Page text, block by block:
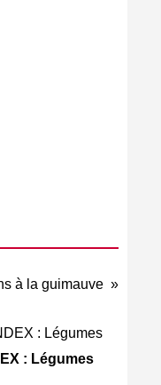
à la guimauve
: Légumes